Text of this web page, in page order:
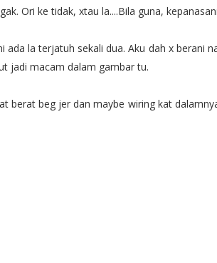
Ori ke tidak, xtau la....Bila guna,
ada la terjatuh sekali dua. Aku dah x berani
jadi macam dalam gambar tu.
berat beg jer dan maybe wiring kat